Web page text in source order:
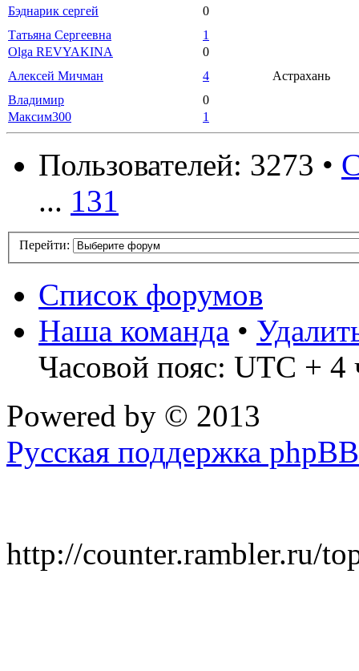
Бэднарик сергей
0
Татьяна Сергеевна
1
Olga REVYAKINA
0
Алексей Мичман
4
Астрахань
Владимир
0
Максим300
1
Пользователей: 3273 •
... 131
Перейти:
Список форумов
Наша команда •
Часовой пояс: UTC + 4
Powered by © 2013
Русская поддержка phpBB
http://counter.rambler.ru/